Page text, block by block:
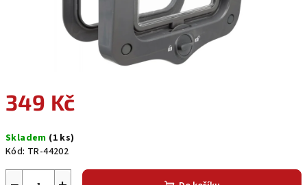
349 Kč
cena:
Skladem (1 ks)
Kód: TR-44202